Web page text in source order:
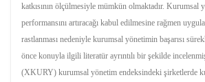
katkısının ölçülmesiyle mümkün olmaktadır. Kurumsal
performansını artıracağı kabul edilmesine rağmen
rastlanması nedeniyle kurumsal yönetimin başarısı
önce konuyla ilgili literatür ayrıntılı bir şekilde
(XKURY) kurumsal yönetim endeksindeki şirketlerde